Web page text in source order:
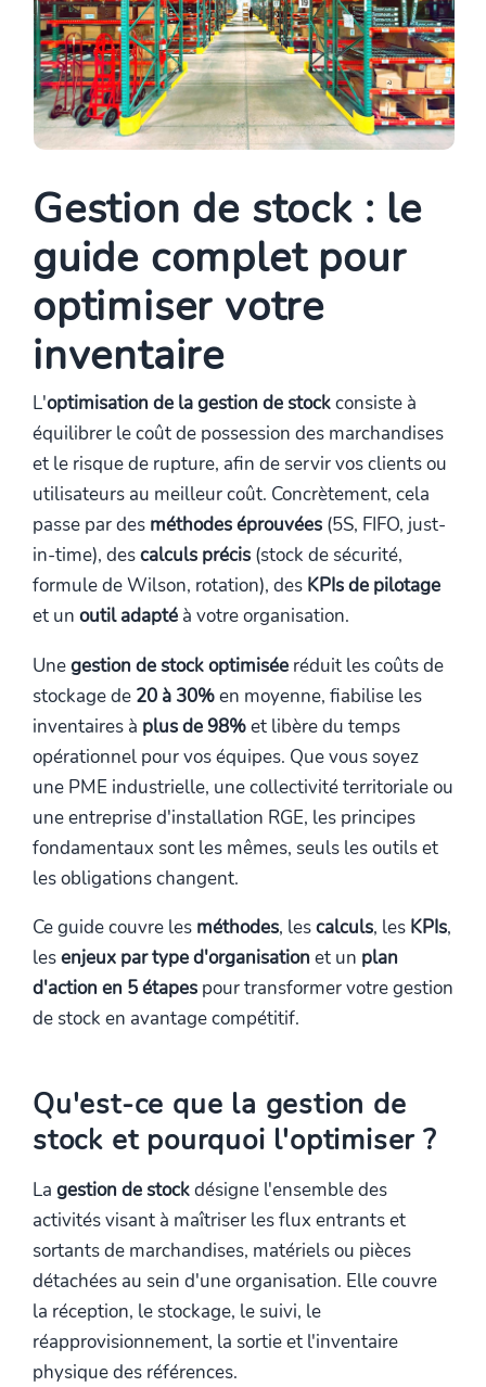
Gestion de stock : le
guide complet pour
optimiser votre
inventaire
L'optimisation de la gestion de stockconsiste à
équilibrer le coût de possession des marchandises
et le risque de rupture, afin de servir vos clients ou
utilisateurs au meilleur coût. Concrètement, cela
passe par des méthodes éprouvées (5S, FIFO, just-
in-time), descalculs précis (stock de sécurité,
formule de Wilson, rotation), des KPIs de pilotage
et un outil adapté à votre organisation.
Unegestion de stock optimisée réduit les coûts de
stockage de 20 à 30%en moyenne, fiabilise les
inventaires à plus de 98%et libère du temps
opérationnel pour vos équipes. Que vous soyez
une PME industrielle, une collectivité territoriale ou
une entreprise d'installation RGE, les principes
fondamentaux sont les mêmes, seuls les outils et
les obligations changent.
Ce guide couvre les méthodes, lescalculs, les KPIs,
lesenjeux par type d'organisationet un plan
d'action en 5 étapes pour transformer votre gestion
de stock en avantage compétitif.
Qu'est-ce que la gestion de
stock et pourquoi l'optimiser ?
La gestion de stockdésigne l'ensemble des
activités visant à maîtriser les flux entrants et
sortants de marchandises, matériels ou pièces
détachées au sein d'une organisation. Elle couvre
la réception, le stockage, le suivi, le
réapprovisionnement, la sortie et l'inventaire
physique des références.